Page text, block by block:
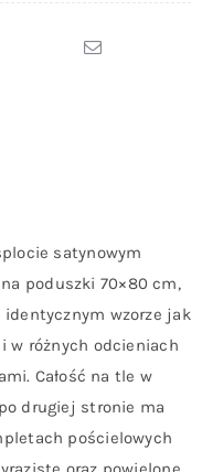
satynowym
poduszki 70×80 cm,
identycznym wzorze jak
w różnych odcieniach
Całość na tle w
drugiej stronie ma
pościelowych